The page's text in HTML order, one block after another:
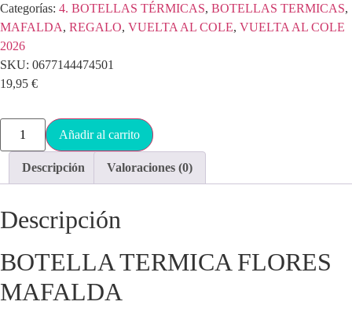
Categorías: 4. BOTELLAS TÉRMICAS, BOTELLAS TERMICAS,
MAFALDA, REGALO, VUELTA AL COLE, VUELTA AL COLE
2026
SKU: 0677144474501
19,95 €
Añadir al carrito
Descripción Valoraciones (0)
Descripción
BOTELLA TERMICA FLORES
MAFALDA